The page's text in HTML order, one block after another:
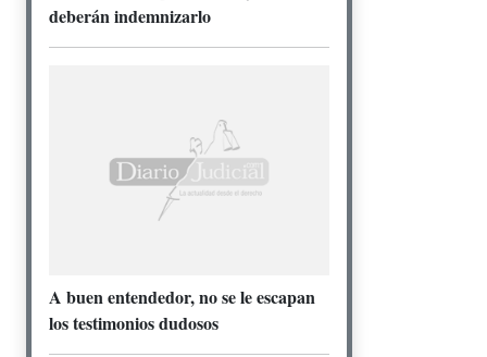
deberán indemnizarlo
A buen entendedor, no se le escapan
los testimonios dudosos